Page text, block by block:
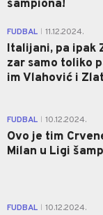
šampiona!
FUDBAL 11.12.2024.
Italijani, pa ipak
zar samo toliko
im Vlahović i
FUDBAL 10.12.2024.
Ovo je tim
Milan u Ligi
FUDBAL 10.12.2024.